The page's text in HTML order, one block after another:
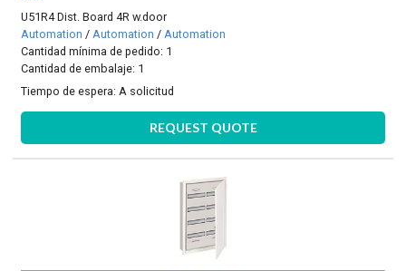
U51R4 Dist. Board 4R w.door
Automation / Automation / Automation
Cantidad mínima de pedido: 1
Cantidad de embalaje: 1
Tiempo de espera:A solicitud
REQUEST QUOTE